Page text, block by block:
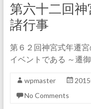
第六十二回神
諸行事
第６２回神宮式年遷
イベントである ～遷
wpmaster
No Comments